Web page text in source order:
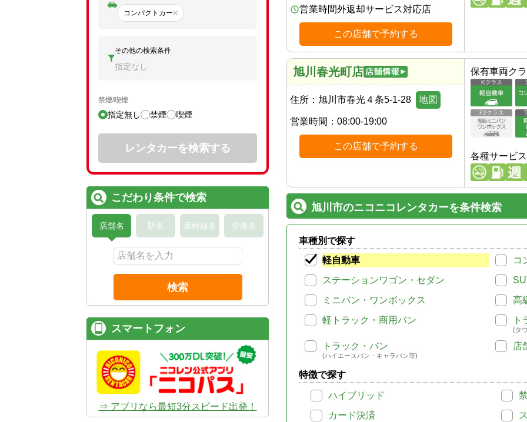
営業時間外返却サービス対応店
この店舗で予約する
旭川春光町店
住所： 旭川市春光４条5-1-28 地図
営業時間： 08:00-19:00
この店舗で予約する
保有車両ク
各種サービス
旭川市のニコニコレンタカーを条件検索
車種別で探す
軽自動車
コ
ステーションワゴン・セダン
ミニバン・ワンボックス
高
軽トラック・商用バン
ト
(タ
トラック・バン
(ハイエースバン・キャラバン等)
店
特徴で探す
ハイブリッド
カード決済
コンパクトカー
その他の検索条件
指定なし
禁煙/喫煙
指定無し 禁煙 喫煙
レンタカーを検索する
こだわり条件で検索
店舗名 駅名 新幹線名 空港名
検索
スマートフォン
⇒ アプリなら最短3分スピード出発！